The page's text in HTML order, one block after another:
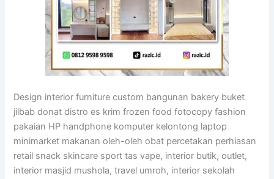
Design interior furniture custom bangunan bakery buket
jilbab donat distro es krim frozen food fotocopy fashion
pakaian HP handphone komputer kelontong laptop
minimarket makanan oleh-oleh obat percetakan perhiasan
retail snack skincare sport tas vape, interior butik, outlet,
interior masjid mushola, travel umroh, interior sekolah